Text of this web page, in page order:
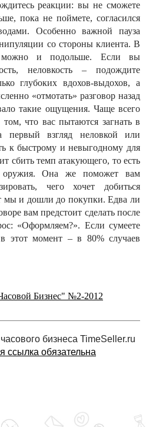
реакции: вы не сможете
пока не поймете, согласился
Особенно важной пауза
со стороны клиента. В
можно и подольше. Если вы
неловкость – подождите
глубоких вдохов-выдохов, а
«отмотать» разговор назад
такие ощущения. Чаще всего
что вас пытаются загнать в
взгляд неловкой или
к быстрому и невыгодному для
сбить темп атакующего, то есть
оружия. Она же поможет вам
чего хочет добиться
мы и дошли до покупки. Едва ли
вам предстоит сделать после
«Оформляем?». Если сумеете
этот момент – в 80% случаев
Бизнес" №2-2012
бизнеса TimeSeller.ru
ссылка обязательна